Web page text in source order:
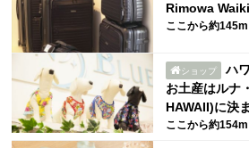
Rimowa
ここから約145m
ショップ
ハ
お土産はルナ
HAWAII)に決
ここから約154m